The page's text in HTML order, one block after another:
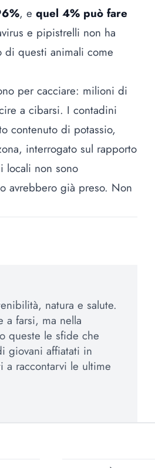
, e quel 4% può fare
e pipistrelli non ha
di questi animali come
per cacciare: milioni di
a cibarsi. I contadini
contenuto di potassio,
interrogato sul rapporto
locali non sono
avrebbero già preso. Non
natura e salute.
a farsi, ma nella
queste le sfide che
giovani affiatati in
a raccontarvi le ultime